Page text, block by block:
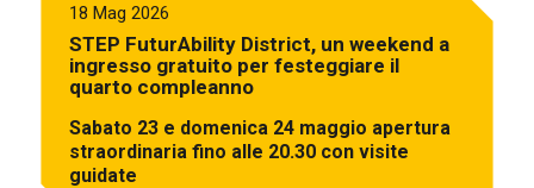
18 Mag 2026
STEP FuturAbility District, un weekend a
ingresso gratuito per festeggiare il
quarto compleanno
Sabato 23 e domenica 24 maggio apertura
straordinaria fino alle 20.30 con visite
guidate